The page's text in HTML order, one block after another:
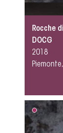
Rocche
DOCG
2018